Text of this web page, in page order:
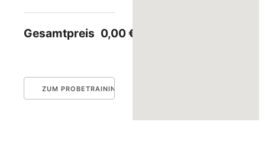
Gesamtpreis 0,00 €